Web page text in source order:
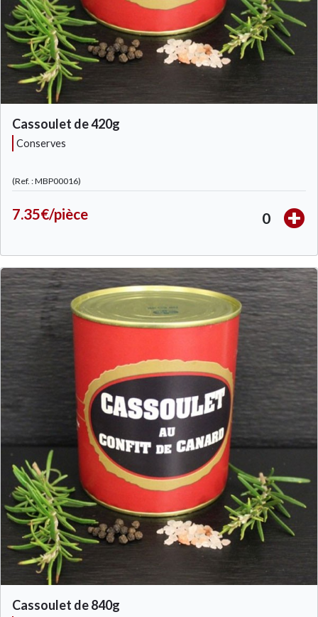
Cassoulet de 420g
conserves
(Ref. : MBP00016)
7.35€/pièce 0
Cassoulet de 840g